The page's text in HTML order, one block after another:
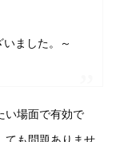
ました。～
い場面で有効で